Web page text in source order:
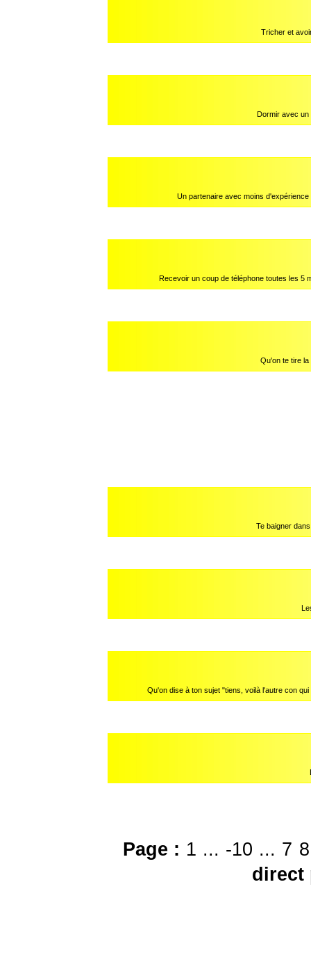
Tricher et
Dormir avec un
Un partenaire avec moins d'expérience
Recevoir un coup de téléphone toutes les 5
Qu'on te tire la
Te baigner
Qu'on dise à ton sujet "tiens, voilà l'autre con
Page : 1 ... -10 ... 7 8
direct